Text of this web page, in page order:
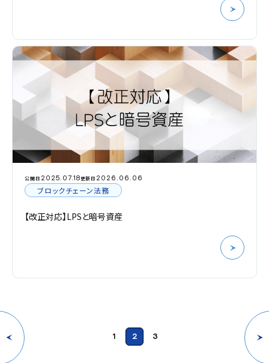
公開日 2025.07.18更新日 2026.06.06
ブロックチェーン法務
【改正対応】LPSと暗号資産
1 2 3